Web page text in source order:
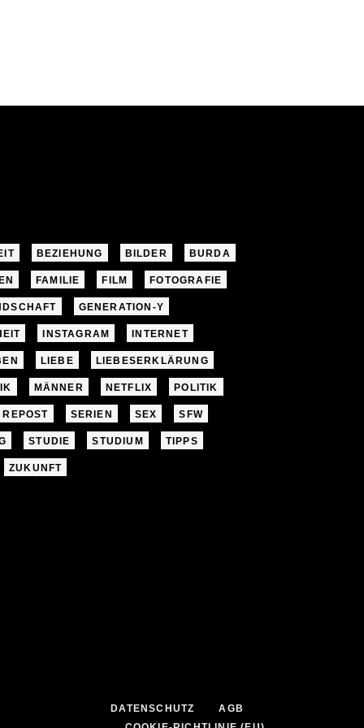
BEZIEHUNG BILDER BURDA
FAMILIE FILM FOTOGRAFIE
GENERATION-Y
INSTAGRAM INTERNET
LIEBE LIEBESERKLÄRUNG
MÄNNER NETFLIX POLITIK
REPOST SERIEN SEX SFW
STUDIE STUDIUM TIPPS
ZUKUNFT
DATENSCHUTZ
AGB